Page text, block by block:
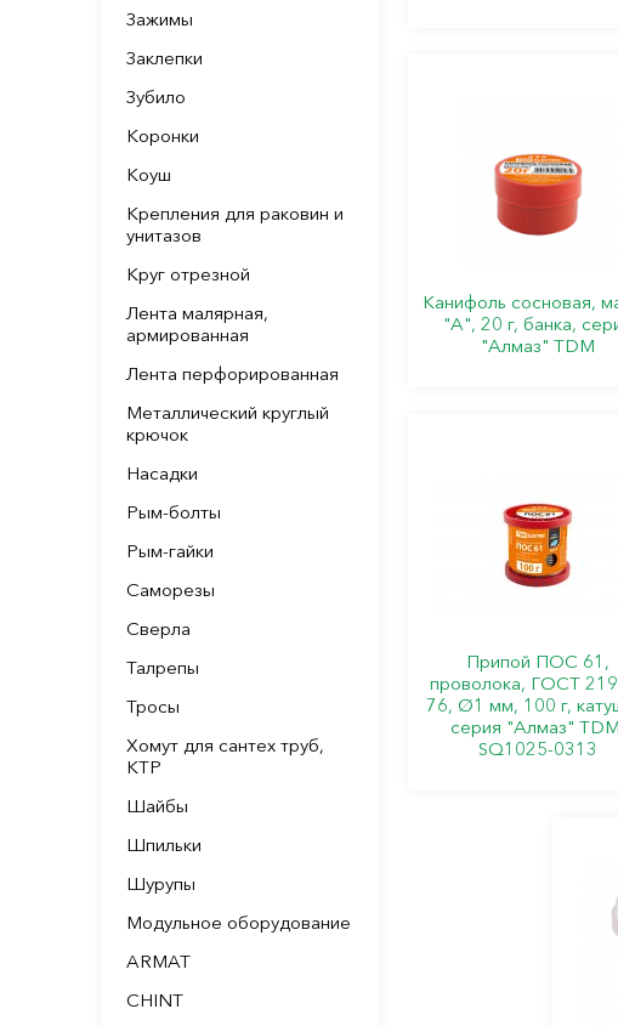
Зажимы
Заклепки
Зубило
Коронки
Коуш
Крепления для раковин и
унитазов
Круг отрезной
Лента малярная,
армированная
Лента перфорированная
Металлический круглый
крючок
Насадки
Рым-болты
Рым-гайки
Саморезы
Сверла
Талрепы
Тросы
Хомут для сантех труб,
КТР
Шайбы
Шпильки
Шурупы
Модульное оборудование
ARMAT
CHINT
Канифоль сосновая,
"А", 20 г, банка,
"Алмаз" TDM
Припой ПОС 61,
проволока, ГОСТ
76, Ø1 мм, 100 г,
серия "Алмаз"
SQ1025-0313